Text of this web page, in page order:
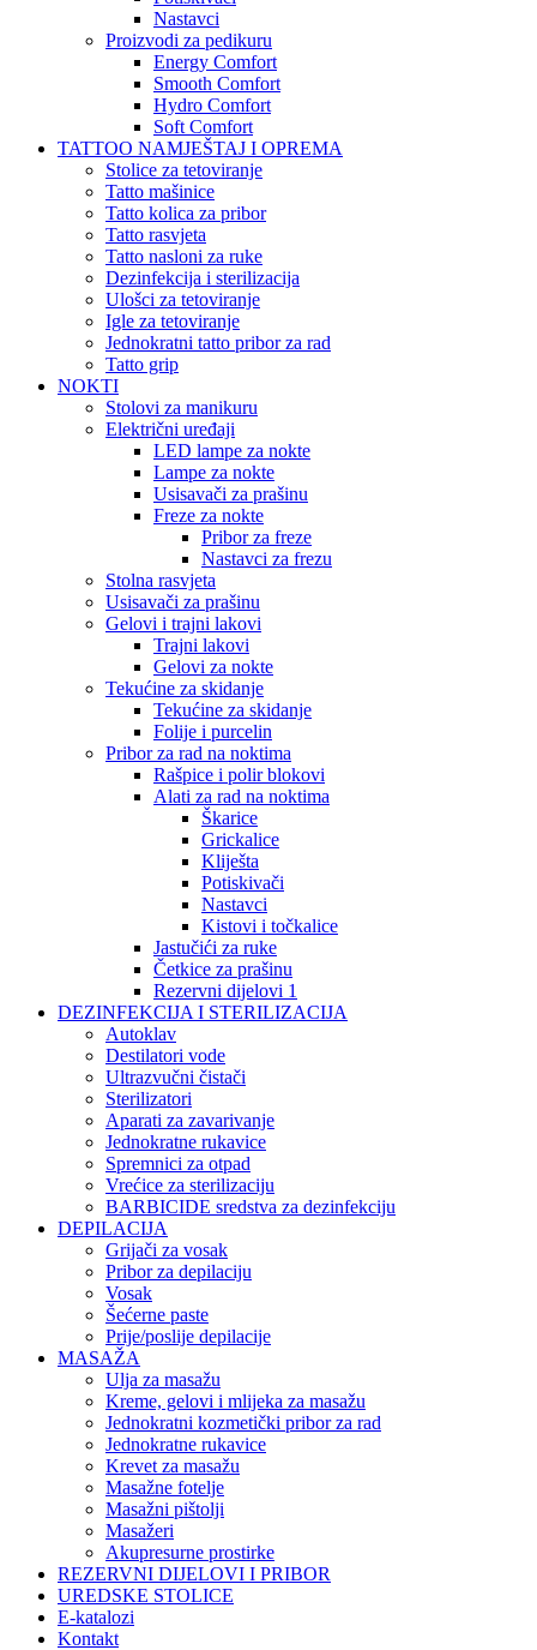
Nastavci
Proizvodi za pedikuru
Energy Comfort
Smooth Comfort
Hydro Comfort
Soft Comfort
TATTOO NAMJEŠTAJ I OPREMA
Stolice za tetoviranje
Tatto mašinice
Tatto kolica za pribor
Tatto rasvjeta
Tatto nasloni za ruke
Dezinfekcija i sterilizacija
Ulošci za tetoviranje
Igle za tetoviranje
Jednokratni tatto pribor za rad
Tatto grip
NOKTI
Stolovi za manikuru
Električni uređaji
LED lampe za nokte
Lampe za nokte
Usisavači za prašinu
Freze za nokte
Pribor za freze
Nastavci za frezu
Stolna rasvjeta
Usisavači za prašinu
Gelovi i trajni lakovi
Trajni lakovi
Gelovi za nokte
Tekućine za skidanje
Tekućine za skidanje
Folije i purcelin
Pribor za rad na noktima
Rašpice i polir blokovi
Alati za rad na noktima
Škarice
Grickalice
Kliješta
Potiskivači
Nastavci
Kistovi i točkalice
Jastučići za ruke
Četkice za prašinu
Rezervni dijelovi 1
DEZINFEKCIJA I STERILIZACIJA
Autoklav
Destilatori vode
Ultrazvučni čistači
Sterilizatori
Aparati za zavarivanje
Jednokratne rukavice
Spremnici za otpad
Vrećice za sterilizaciju
BARBICIDE sredstva za dezinfekciju
DEPILACIJA
Grijači za vosak
Pribor za depilaciju
Vosak
Šećerne paste
Prije/poslije depilacije
MASAŽA
Ulja za masažu
Kreme, gelovi i mlijeka za masažu
Jednokratni kozmetički pribor za rad
Jednokratne rukavice
Krevet za masažu
Masažne fotelje
Masažni pištolji
Masažeri
Akupresurne prostirke
REZERVNI DIJELOVI I PRIBOR
UREDSKE STOLICE
E-katalozi
Kontakt